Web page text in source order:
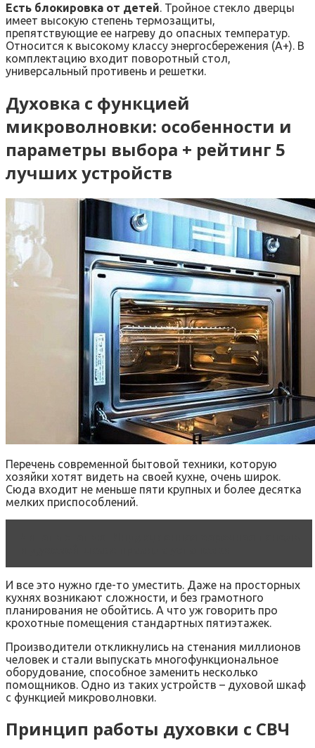
Есть блокировка от детей. Тройное стекло дверцы
имеет высокую степень термозащиты,
препятствующие ее нагреву до опасных температур.
Относится к высокому классу энергосбережения (А+). В
комплектацию входит поворотный стол,
универсальный противень и решетки.
Духовка с функцией
микроволновки: особенности и
параметры выбора + рейтинг 5
лучших устройств
Перечень современной бытовой техники, которую
хозяйки хотят видеть на своей кухне, очень широк.
Сюда входит не меньше пяти крупных и более десятка
мелких приспособлений.
И все это нужно где-то уместить. Даже на просторных
кухнях возникают сложности, и без грамотного
планирования не обойтись. А что уж говорить про
крохотные помещения стандартных пятиэтажек.
Производители откликнулись на стенания миллионов
человек и стали выпускать многофункциональное
оборудование, способное заменить несколько
помощников. Одно из таких устройств – духовой шкаф
с функцией микроволновки.
Принцип работы духовки с СВЧ